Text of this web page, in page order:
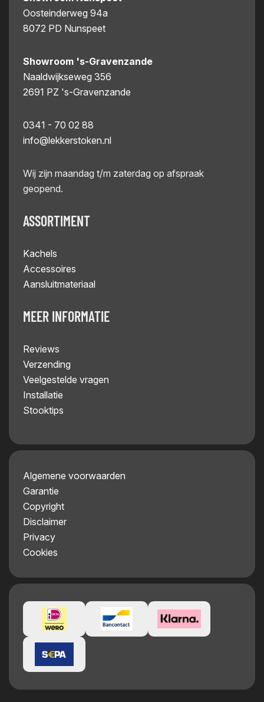
Oosteinderweg 94a
8072 PD Nunspeet
Showroom 's-Gravenzande
Naaldwijkseweg 356
2691 PZ 's-Gravenzande
0341 - 70 02 88
info@lekkerstoken.nl
Wij zijn maandag t/m zaterdag op afspraak
geopend.
ASSORTIMENT
Kachels
Accessoires
Aansluitmateriaal
MEER INFORMATIE
Reviews
Verzending
Veelgestelde vragen
Installatie
Stooktips
Algemene voorwaarden
Garantie
Copyright
Disclaimer
Privacy
Cookies